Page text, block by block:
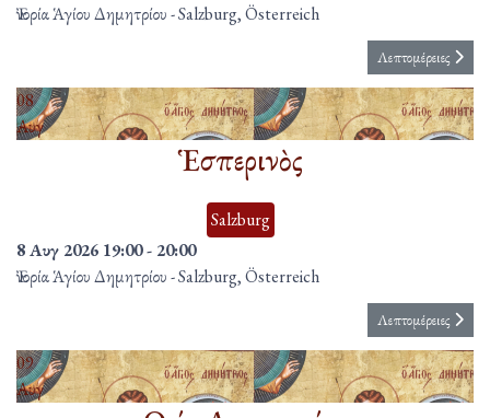
Ἐνορία Ἁγίου Δημητρίου-Salzburg, Österreich
Λεπτομέρειες
08
Αυγ
Ἑσπερινὸς
Salzburg
8 Αυγ 2026 19:00- 20:00
Ἐνορία Ἁγίου Δημητρίου-Salzburg, Österreich
Λεπτομέρειες
09
Αυγ